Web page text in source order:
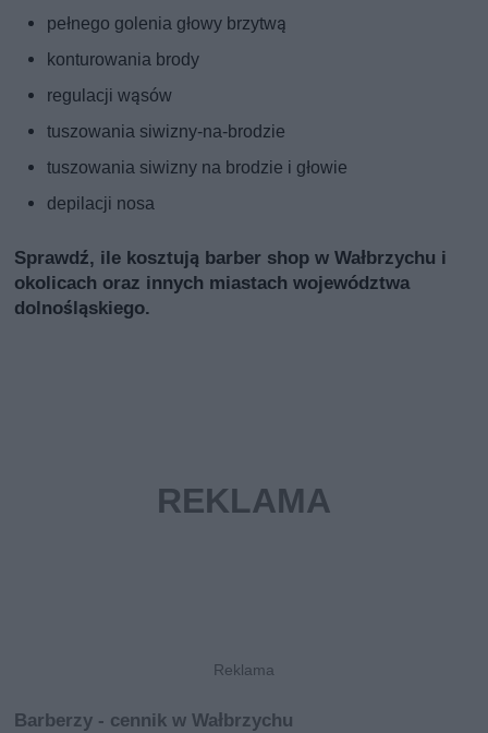
pełnego golenia głowy brzytwą
konturowania brody
regulacji wąsów
tuszowania siwizny-na-brodzie
tuszowania siwizny na brodzie i głowie
depilacji nosa
Sprawdź, ile kosztują barber shop w Wałbrzychu i
okolicach oraz innych miastach województwa
dolnośląskiego.
Barberzy - cennik w Wałbrzychu